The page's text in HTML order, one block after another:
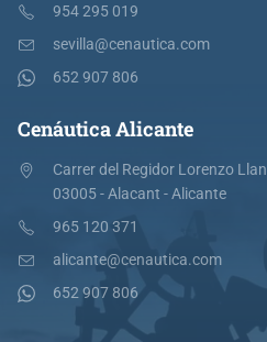
954 295 019
sevilla@cenautica.com
652 907 806
Cenáutica Alicante
Carrer del Regidor Lorenzo
03005 - Alacant - Alicante
965 120 371
alicante@cenautica.com
652 907 806